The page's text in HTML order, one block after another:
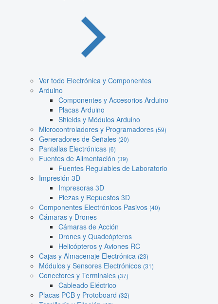
Ver todo Electrónica y Componentes
Arduino
Componentes y Accesorios Arduino
Placas Arduino
Shields y Módulos Arduino
Microcontroladores y Programadores (59)
Generadores de Señales (20)
Pantallas Electrónicas (6)
Fuentes de Alimentación (39)
Fuentes Regulables de Laboratorio
Impresión 3D
Impresoras 3D
Piezas y Repuestos 3D
Componentes Electrónicos Pasivos (40)
Cámaras y Drones
Cámaras de Acción
Drones y Quadcópteros
Helicópteros y Aviones RC
Cajas y Almacenaje Electrónica (23)
Módulos y Sensores Electrónicos (31)
Conectores y Terminales (37)
Cableado Eléctrico
Placas PCB y Protoboard (32)